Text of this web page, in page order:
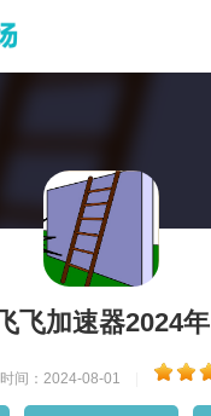
飞飞加速器2024年
时间：2024-08-01